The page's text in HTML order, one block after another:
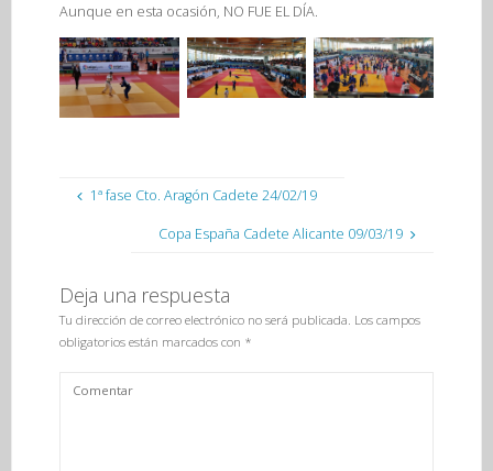
Aunque en esta ocasión, NO FUE EL DÍA.
1ª fase Cto. Aragón Cadete 24/02/19
Copa España Cadete Alicante 09/03/19
Deja una respuesta
Tu dirección de correo electrónico no será publicada. Los campos
obligatorios están marcados con *